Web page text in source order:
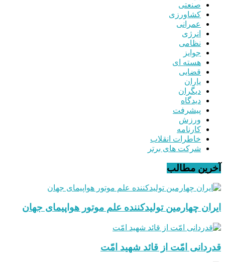
صنعتی
کشاورزی
عمرانی
انرژی
نظامی
جوایز
هسته ای
قضایی
یاران
دیگران
دیدگاه
پیشرفت
ورزش
کارنامه
خاطرات انقلاب
شرکت های برتر
آخرین مطالب
ایران چهارمین تولیدکننده علم موتور هواپیمای جهان
قدردانی امّت از قائد شهید امّت